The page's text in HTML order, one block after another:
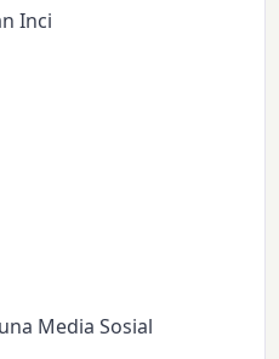
Inci
Media Sosial